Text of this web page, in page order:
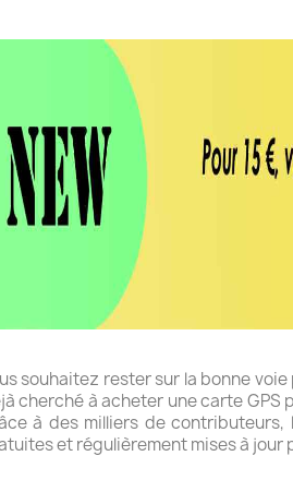
souhaitez rester sur la bonne
cherché à acheter une carte
à des milliers de
et régulièrement mises à jour